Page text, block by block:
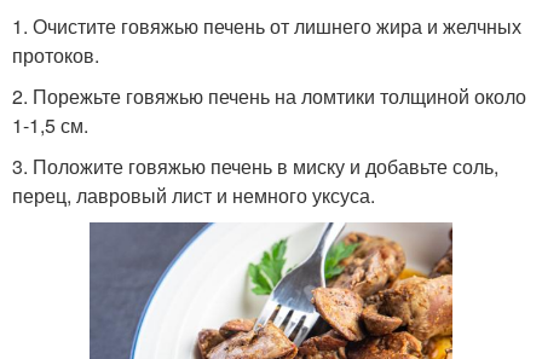
1. Очистите говяжью печень от лишнего жира и желчных
протоков.
2. Порежьте говяжью печень на ломтики толщиной около
1-1,5 см.
3. Положите говяжью печень в миску и добавьте соль,
перец, лавровый лист и немного уксуса.